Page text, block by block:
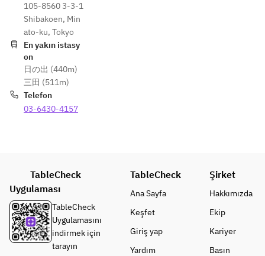
105-8560 3-3-1
Shibakoen, Min
ato-ku, Tokyo
En yakın istasy
on
日の出 (440m)
三田 (511m)
Telefon
03-6430-4157
TableCheck
Uygulaması
TableCheck
Uygulamasını
indirmek için
tarayın
TableCheck
Ana Sayfa
Keşfet
Giriş yap
Yardım
Şirket
Hakkımızda
Ekip
Kariyer
Basın